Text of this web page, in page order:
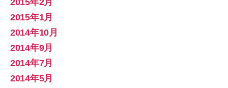
2015年2月
2015年1月
2014年10月
2014年9月
2014年7月
2014年5月